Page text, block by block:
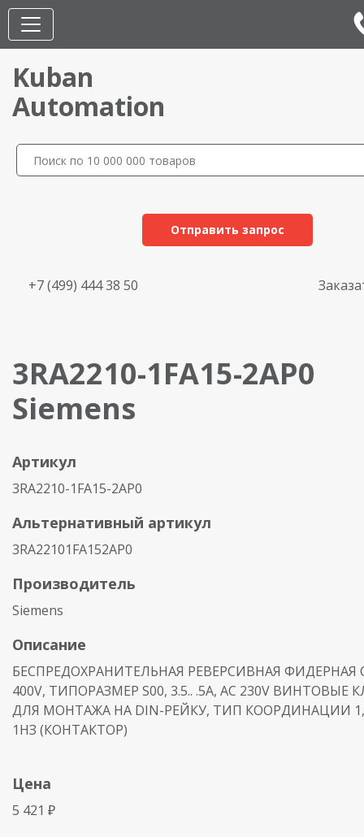
Kuban
Automation
Отправить запрос
+7 (499) 444 38 50
3RA2210-1FA15-2AP0
Siemens
Артикул
3RA2210-1FA15-2AP0
Альтернативный артикул
3RA22101FA152AP0
Производитель
Siemens
Описание
БЕСПРЕДОХРАНИТЕЛЬНАЯ РЕВЕРСИВНАЯ ФИДЕРНАЯ
400V, ТИПОРАЗМЕР S00, 3.5.. .5A, AC 230V
ДЛЯ МОНТАЖА НА DIN-РЕЙКУ, ТИП КООРДИНАЦИИ 1,
1НЗ (КОНТАКТОР)
Цена
5 421 ₽